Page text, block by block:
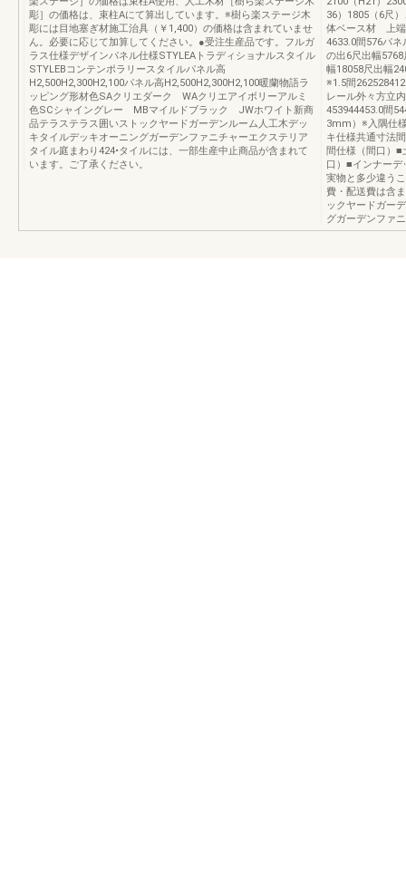
彫］の価格は、束柱Aにて算出しています。※樹ら楽ステージ木
彫には目地塞ぎ材施工治具（￥1,400）の価格は含まれていませ
ん。必要に応じて加算してください。●受注生産品です。フルガ
ラス仕様デザインパネル仕様STYLEAトラディショナルスタイル
STYLEBコンテンポラリースタイルパネル高
H2,500H2,300H2,100パネル高H2,500H2,300H2,100暖蘭物語ラ
ッピング形材色SAクリエダーク WAクリエアイボリーアルミ
色SCシャイングレー MBマイルドブラック JWホワイト新商
品テラステラス囲いストックヤードガーデンルーム人工木デッ
キタイルデッキオーニングガーデンファニチャーエクステリア
タイル庭まわり424•タイルには、一部生産中止商品が含まれて
います。ご了承ください。
36）1805（6尺
体ベース材 上端
4633.0間576パネ
の出6尺出幅
幅18058尺出幅
※1.5間
レール外々方立
453944453.0間
3mm）※入隅仕
キ仕様共通寸法
間仕様（間口）
口）■インナーデ
実物と多少違う
費・配送費は含
ックヤードガー
グガーデンファ